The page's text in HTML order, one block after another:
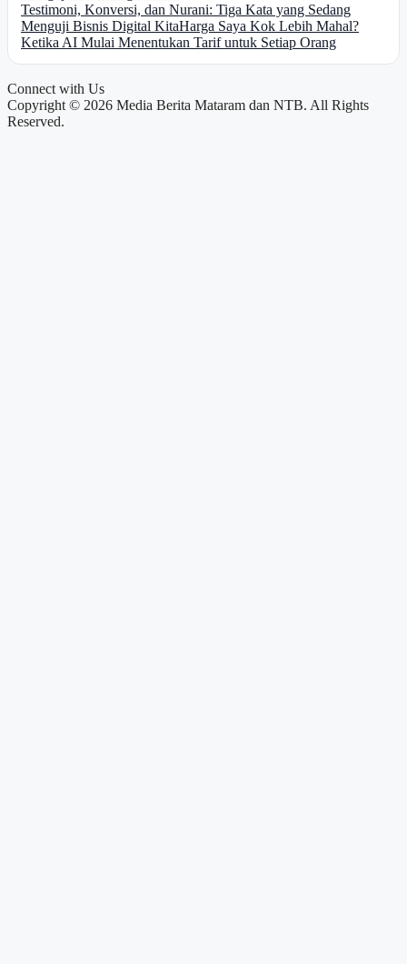
Testimoni, Konversi, dan Nurani: Tiga Kata yang Sedang
Menguji Bisnis Digital KitaHarga Saya Kok Lebih Mahal?
Ketika AI Mulai Menentukan Tarif untuk Setiap Orang
Connect with Us
Copyright © 2026 Media Berita Mataram dan NTB. All Rights
Reserved.